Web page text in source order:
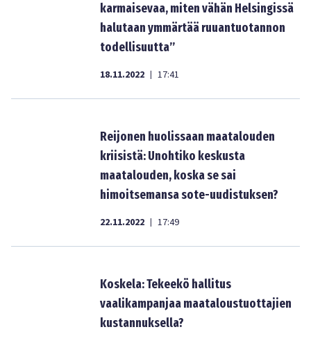
karmaisevaa, miten vähän Helsingissä
halutaan ymmärtää ruuantuotannon
todellisuutta”
18.11.2022 | 17:41
Reijonen huolissaan maatalouden
kriisistä: Unohtiko keskusta
maatalouden, koska se sai
himoitsemansa sote-uudistuksen?
22.11.2022 | 17:49
Koskela: Tekeekö hallitus
vaalikampanjaa maataloustuottajien
kustannuksella?